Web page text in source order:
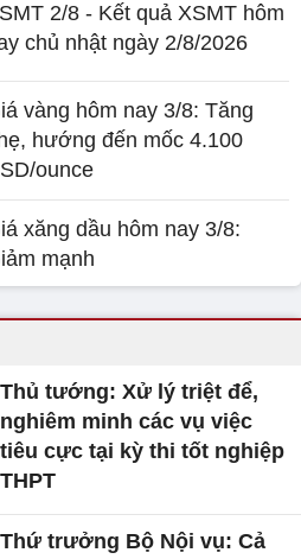
2/8 - Kết quả XSMT hôm
chủ nhật ngày 2/8/2026
vàng hôm nay 3/8: Tăng
hướng đến mốc 4.100
ounce
xăng dầu hôm nay 3/8:
mạnh
Thủ tướng: Xử lý triệt để,
nghiêm minh các vụ việc
tiêu cực tại kỳ thi tốt nghiệp
THPT
Thứ trưởng Bộ Nội vụ: Cả